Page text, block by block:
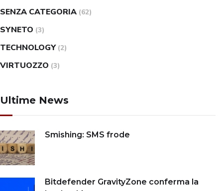
SENZA CATEGORIA (62)
SYNETO (3)
TECHNOLOGY (2)
VIRTUOZZO (3)
Ultime News
Smishing: SMS frode
Bitdefender GravityZone conferma la